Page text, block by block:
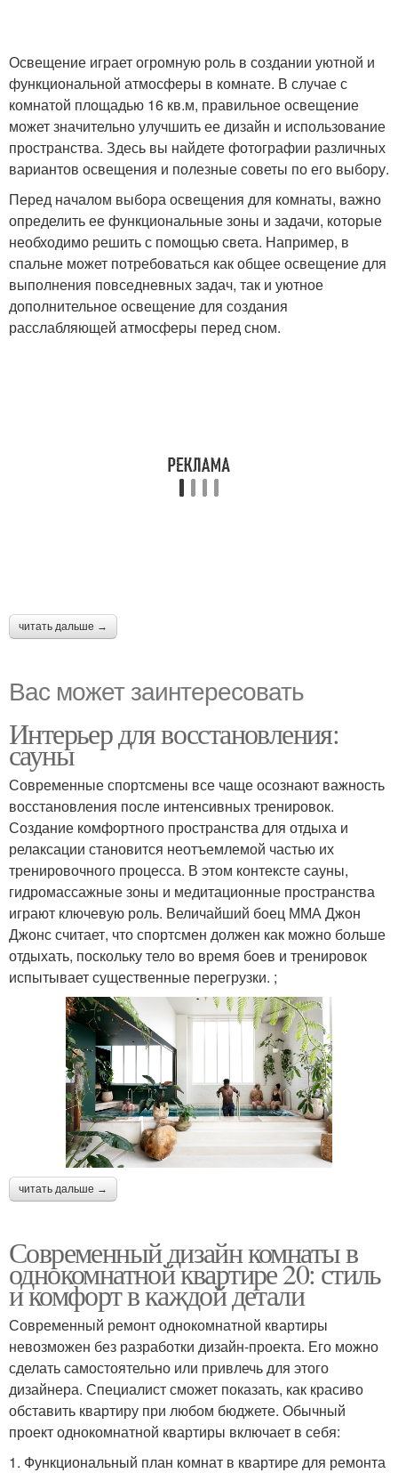
Освещение играет огромную роль в создании уютной и
функциональной атмосферы в комнате. В случае с
комнатой площадью 16 кв.м, правильное освещение
может значительно улучшить ее дизайн и использование
пространства. Здесь вы найдете фотографии различных
вариантов освещения и полезные советы по его выбору.
Перед началом выбора освещения для комнаты, важно
определить ее функциональные зоны и задачи, которые
необходимо решить с помощью света. Например, в
спальне может потребоваться как общее освещение для
выполнения повседневных задач, так и уютное
дополнительное освещение для создания
расслабляющей атмосферы перед сном.
читать дальше →
Вас может заинтересовать
Интерьер для восстановления:
сауны
Современные спортсмены все чаще осознают важность
восстановления после интенсивных тренировок.
Создание комфортного пространства для отдыха и
релаксации становится неотъемлемой частью их
тренировочного процесса. В этом контексте сауны,
гидромассажные зоны и медитационные пространства
играют ключевую роль. Величайший боец ММА Джон
Джонс считает, что спортсмен должен как можно больше
отдыхать, поскольку тело во время боев и тренировок
испытывает существенные перегрузки. ;
читать дальше →
Современный дизайн комнаты в
однокомнатной квартире 20: стиль
и комфорт в каждой детали
Современный ремонт однокомнатной квартиры
невозможен без разработки дизайн-проекта. Его можно
сделать самостоятельно или привлечь для этого
дизайнера. Специалист сможет показать, как красиво
обставить квартиру при любом бюджете. Обычный
проект однокомнатной квартиры включает в себя:
1. Функциональный план комнат в квартире для ремонта